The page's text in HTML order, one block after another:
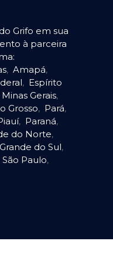
Grifo em sua
à parceira
, Amapá,
, Espírito
Minas Gerais,
Grosso, Pará,
, Paraná,
do Norte,
do Sul,
São Paulo,